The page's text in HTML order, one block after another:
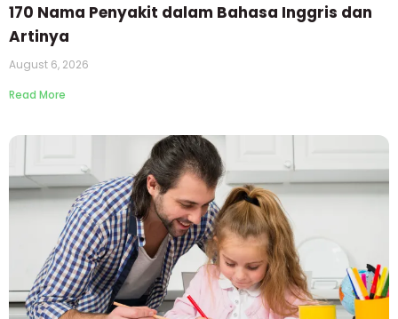
170 Nama Penyakit dalam Bahasa Inggris dan
Artinya
August 6, 2026
Read More